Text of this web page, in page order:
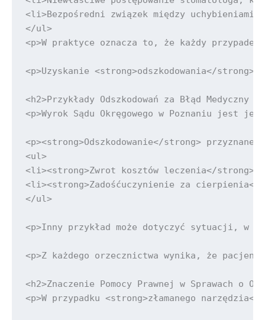
<li>Bezpośredni związek między uchybieniami
</ul>
<p>W praktyce oznacza to, że każdy
<p>Uzyskanie <strong>odszkodowania</
<h2>Przykłady Odszkodowań za Błąd Medyczny
<p>Wyrok Sądu Okręgowego w Poznaniu jest
<p><strong>Odszkodowanie</strong>
<ul>
<li><strong>Zwrot kosztów leczenia</strong>
<li><strong>Zadośćuczynienie za cierpienia</
</ul>
<p>Inny przykład może dotyczyć sytuacji, w
<p>Z każdego orzecznictwa wynika, że pacjenci
<h2>Znaczenie Pomocy Prawnej w Sprawach o
<p>W przypadku <strong>złamanego